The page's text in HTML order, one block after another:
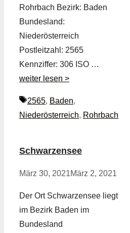
Rohrbach Bezirk: Baden
Bundesland:
Niederösterreich
Postleitzahl: 2565
Kennziffer: 306 ISO …
weiter lesen >
Schlagwörter
2565, Baden,
Niederösterreich, Rohrbach
Schwarzensee
März 30, 2021März 2, 2021
Der Ort Schwarzensee liegt
im Bezirk Baden im
Bundesland